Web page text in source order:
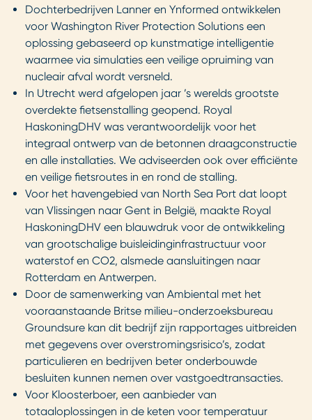
Dochterbedrijven Lanner en Ynformed ontwikkelen
voor Washington River Protection Solutions een
oplossing gebaseerd op kunstmatige intelligentie
waarmee via simulaties een veilige opruiming van
nucleair afval wordt versneld.
In Utrecht werd afgelopen jaar ’s werelds grootste
overdekte fietsenstalling geopend. Royal
HaskoningDHV was verantwoordelijk voor het
integraal ontwerp van de betonnen draagconstructie
en alle installaties. We adviseerden ook over efficiënte
en veilige fietsroutes in en rond de stalling.
Voor het havengebied van North Sea Port dat loopt
van Vlissingen naar Gent in België, maakte Royal
HaskoningDHV een blauwdruk voor de ontwikkeling
van grootschalige buisleidinginfrastructuur voor
waterstof en CO2, alsmede aansluitingen naar
Rotterdam en Antwerpen.
Door de samenwerking van Ambiental met het
vooraanstaande Britse milieu-onderzoeksbureau
Groundsure kan dit bedrijf zijn rapportages uitbreiden
met gegevens over overstromingsrisico’s, zodat
particulieren en bedrijven beter onderbouwde
besluiten kunnen nemen over vastgoedtransacties.
Voor Kloosterboer, een aanbieder van
totaaloplossingen in de keten voor temperatuur